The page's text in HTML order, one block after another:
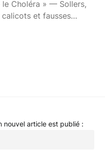
Choléra » — Sollers,
et fausses…
nouvel article est publié :